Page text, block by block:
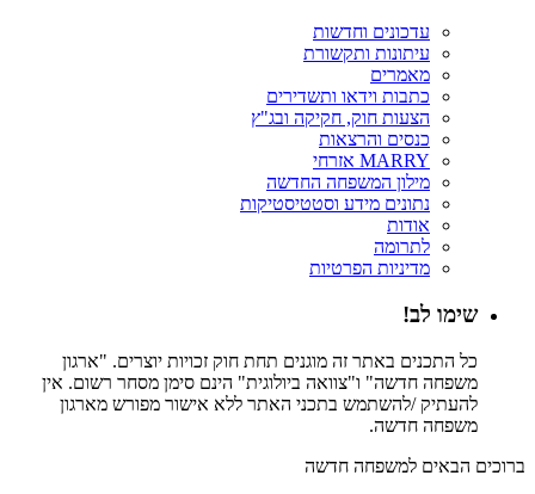
עדכונים וחדשות
עיתונות ותקשורת
מאמרים
כתבות וידאו ותשדירים
הצעות חוק, חקיקה ובג"ץ
כנסים והרצאות
MARRY אזרחי
מילון המשפחה החדשה
נתונים מידע וסטטיסטיקות
אודות
לתרומה
מדיניות הפרטיות
שימו לב!
כל התכנים באתר זה מוגנים תחת חוק זכויות יוצרים. "ארגון
משפחה חדשה" ו"צוואה ביולוגית" הינם סימן מסחר רשום. אין
להעתיק /להשתמש בתכני האתר ללא אישור מפורש מארגון
משפחה חדשה.
ברוכים הבאים למשפחה חדשה